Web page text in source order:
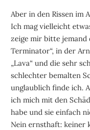
Aber in den Rissen im
Ich mag vielleicht
zeige mir bitte jemand
Terminator“, in der
„Lava“ und die sehr
schlechter bemalten
unglaublich finde ich.
ich mich mit den
habe und sie einfach
Nein ernsthaft: keiner